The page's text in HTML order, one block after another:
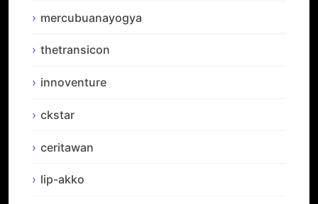
mercubuanayogya
thetransicon
innoventure
ckstar
ceritawan
lip-akko